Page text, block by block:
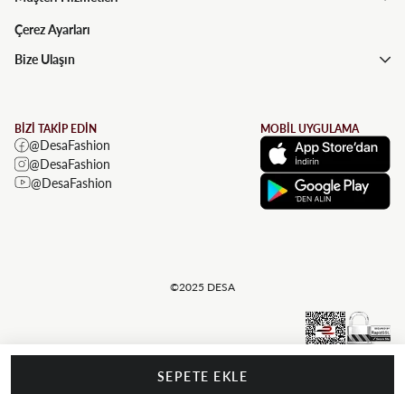
Çerez Ayarları
Bize Ulaşın
BİZİ TAKİP EDİN
@DesaFashion
@DesaFashion
@DesaFashion
MOBİL UYGULAMA
©2025 DESA